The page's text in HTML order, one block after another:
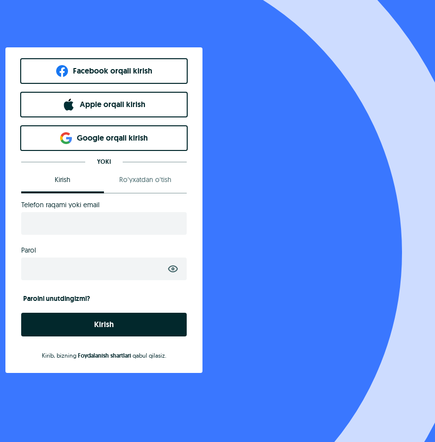
Facebook orqali kirish​
Apple orqali kirish
Goo​g​le orqali kirish
YOKI
Kirish Ro‘yxatdan o‘tish
Telefon raqami yoki email
Parol
Parolni unutdingizmi?
Kirish
Kirib, bizning Foydalanish shartlariqabul qilasiz.